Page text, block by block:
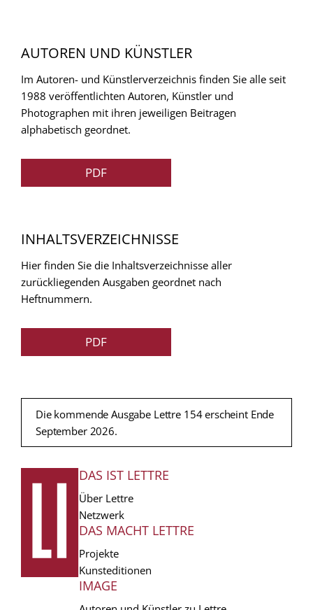
AUTOREN UND KÜNSTLER
Im Autoren- und Künstlerverzeichnis finden Sie alle seit
1988 veröffentlichten Autoren, Künstler und
Photographen mit ihren jeweiligen Beitragen
alphabetisch geordnet.
PDF
INHALTSVERZEICHNISSE
Hier finden Sie die Inhaltsverzeichnisse aller
zurückliegenden Ausgaben geordnet nach
Heftnummern.
PDF
Die kommende Ausgabe Lettre 154 erscheint Ende
September 2026.
FUSSZEILE
DAS IST LETTRE
Über Lettre
Netzwerk
DAS MACHT LETTRE
Projekte
Kunsteditionen
IMAGE